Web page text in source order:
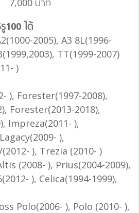
7,000 บาท
100 ได้
2005), A3 8L(1996-
TT(1999-2007)
)
), Forester(1997-2008),
Forester(2013-2018),
Impreza(2011- ),
),
), Trezia (2010- )
(2008- ), Prius(2004-2009),
), Celica(1994-1999),
Polo(2006- ), Polo (2010- ),